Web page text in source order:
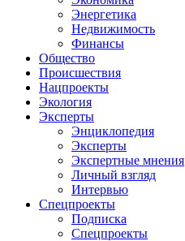
Энергетика
Недвижимость
Финансы
Общество
Происшествия
Нацпроекты
Экология
Эксперты
Энциклопедия
Эксперты
Экспертные мнения
Личный взгляд
Интервью
Спецпроекты
Подписка
Спецпроекты